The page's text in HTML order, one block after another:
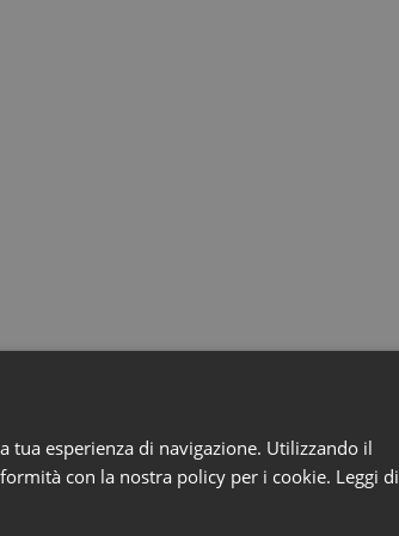
esperienza di navigazione. Utilizzando il
con la nostra policy per i cookie. Leggi di